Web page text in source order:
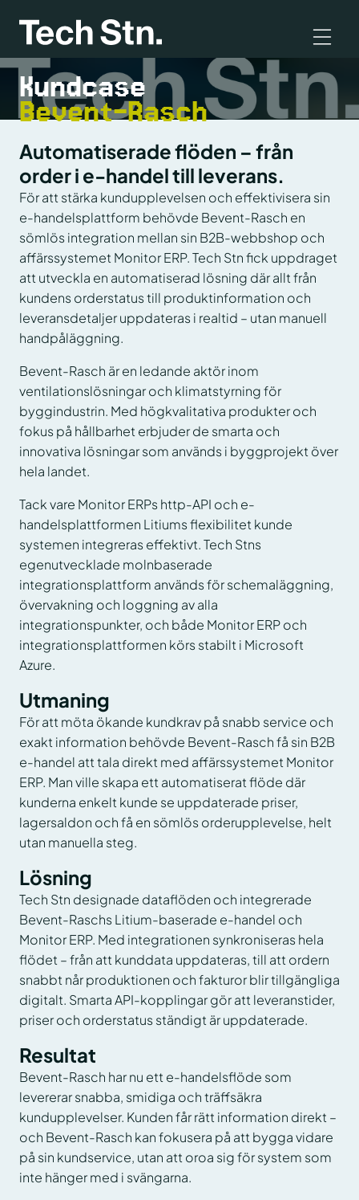
Kundcase
Bevent-Rasch
Automatiserade flöden – från
order i e-handel till leverans.
För att stärka kundupplevelsen och effektivisera sin
e-handelsplattform behövde Bevent-Rasch en
sömlös integration mellan sin B2B-webbshop och
affärssystemet Monitor ERP. Tech Stn fick uppdraget
att utveckla en automatiserad lösning där allt från
kundens orderstatus till produktinformation och
leveransdetaljer uppdateras i realtid – utan manuell
handpåläggning.
Bevent-Rasch är en ledande aktör inom
ventilationslösningar och klimatstyrning för
byggindustrin. Med högkvalitativa produkter och
fokus på hållbarhet erbjuder de smarta och
innovativa lösningar som används i byggprojekt över
hela landet.
Tack vare Monitor ERPs http-API och e-
handelsplattformen Litiums flexibilitet kunde
systemen integreras effektivt. Tech Stns
egenutvecklade molnbaserade
integrationsplattform används för schemaläggning,
övervakning och loggning av alla
integrationspunkter, och både Monitor ERP och
integrationsplattformen körs stabilt i Microsoft
Azure.
Utmaning
För att möta ökande kundkrav på snabb service och
exakt information behövde Bevent-Rasch få sin B2B
e-handel att tala direkt med affärssystemet Monitor
ERP. Man ville skapa ett automatiserat flöde där
kunderna enkelt kunde se uppdaterade priser,
lagersaldon och få en sömlös orderupplevelse, helt
utan manuella steg.
Lösning
Tech Stn designade dataflöden och integrerade
Bevent-Raschs Litium-baserade e-handel och
Monitor ERP. Med integrationen synkroniseras hela
flödet – från att kunddata uppdateras, till att ordern
snabbt når produktionen och fakturor blir tillgängliga
digitalt. Smarta API-kopplingar gör att leveranstider,
priser och orderstatus ständigt är uppdaterade.
Resultat
Bevent-Rasch har nu ett e-handelsflöde som
levererar snabba, smidiga och träffsäkra
kundupplevelser. Kunden får rätt information direkt –
och Bevent-Rasch kan fokusera på att bygga vidare
på sin kundservice, utan att oroa sig för system som
inte hänger med i svängarna.